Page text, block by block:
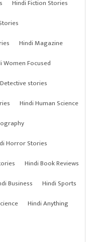
Hindi Fiction Stories
Hindi Magazine
Women Focused
stories
Hindi Human Science
Horror Stories
Hindi Book Reviews
Business
Hindi Sports
Hindi Anything